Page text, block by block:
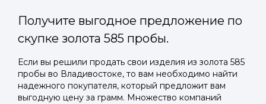
Получите выгодное предложение по
скупке золота 585 пробы.
Если вы решили продать свои изделия из золота 585
пробы во Владивостоке, то вам необходимо найти
надежного покупателя, который предложит вам
выгодную цену за грамм. Множество компаний